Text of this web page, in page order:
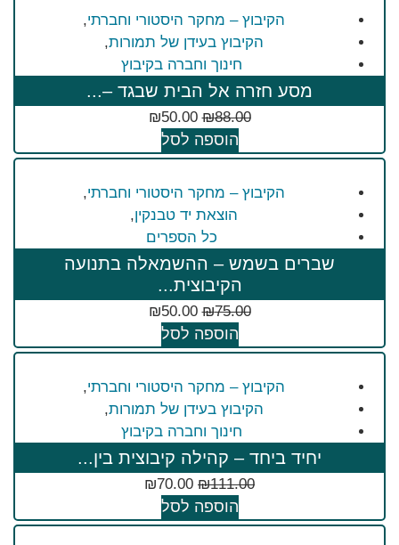
הקיבוץ – מחקר היסטורי וחברתי,
הקיבוץ בעידן של תמורות,
חינוך וחברה בקיבוץ
מסע חזרה אל הבית שבגד –...
₪88.00
₪50.00
הוספה לסל
הקיבוץ – מחקר היסטורי וחברתי,
הוצאת יד טבנקין,
כל הספרים
שברים בשמש – ההשמאלה בתנועה
הקיבוצית...
₪75.00
₪50.00
הוספה לסל
הקיבוץ – מחקר היסטורי וחברתי,
הקיבוץ בעידן של תמורות,
חינוך וחברה בקיבוץ
יחיד ביחד – קהילה קיבוצית בין...
₪111.00
₪70.00
הוספה לסל